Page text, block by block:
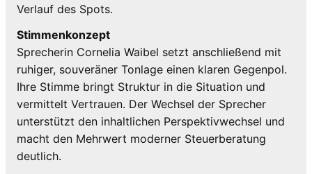
Verlauf des Spots.
Stimmenkonzept
Sprecherin Cornelia Waibel setzt anschließend mit
ruhiger, souveräner Tonlage einen klaren Gegenpol.
Ihre Stimme bringt Struktur in die Situation und
vermittelt Vertrauen. Der Wechsel der Sprecher
unterstützt den inhaltlichen Perspektivwechsel und
macht den Mehrwert moderner Steuerberatung
deutlich.